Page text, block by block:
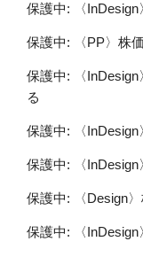
保護中: 〈InDesign
保護中: 〈PP〉株
保護中: 〈
る
保護中: 〈
保護中: 〈
保護中: 〈Design
保護中: 〈InDesign